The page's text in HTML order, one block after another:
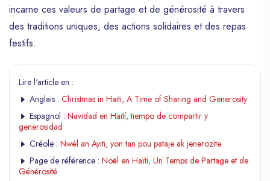
incarne ces valeurs de partage et de générosité à travers
des traditions uniques, des actions solidaires et des repas
festifs.
Lire l'article en :
Anglais : Christmas in Haiti, A Time of Sharing and Generosity
Espagnol : Navidad en Haití, tiempo de compartir y
generosidad
Créole : Nwèl an Ayiti, yon tan pou pataje ak jenerozite
Page de référence : Noël en Haïti, Un Temps de Partage et de
Générosité